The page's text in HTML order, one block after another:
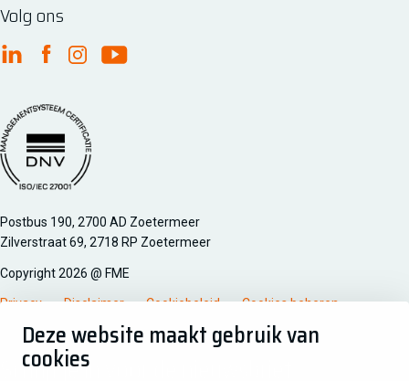
Deze website maakt gebruik van
cookies
Volg ons
FME Linkedin
FME Facebook
FME Instagram
FME Youtube
Managementsyteem certificatie DNV iso/iec 27001
Postbus 190, 2700 AD Zoetermeer
Zilverstraat 69, 2718 RP Zoetermeer
Copyright 2026 @ FME
Privacy Disclaimer Cookiebeleid Cookies beheren
Schrijf je in voor de nieuwsbrief